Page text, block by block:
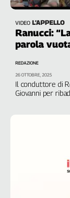
VIDEO L’APPELLO
Ranucci:
parola
Il conduttore di
Giovanni per
REDAZIONE
26 OTTOBRE, 2025